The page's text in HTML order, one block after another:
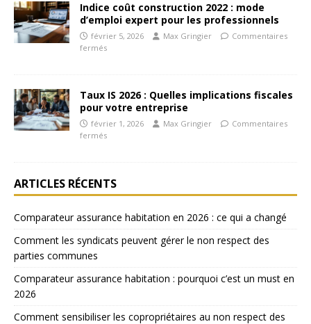
Indice coût construction 2022 : mode
d’emploi expert pour les professionnels
février 5, 2026 Max Gringier
Commentaires
fermés
Taux IS 2026 : Quelles implications fiscales
pour votre entreprise
février 1, 2026 Max Gringier
Commentaires
fermés
ARTICLES RÉCENTS
Comparateur assurance habitation en 2026 : ce qui a changé
Comment les syndicats peuvent gérer le non respect des
parties communes
Comparateur assurance habitation : pourquoi c’est un must en
2026
Comment sensibiliser les copropriétaires au non respect des